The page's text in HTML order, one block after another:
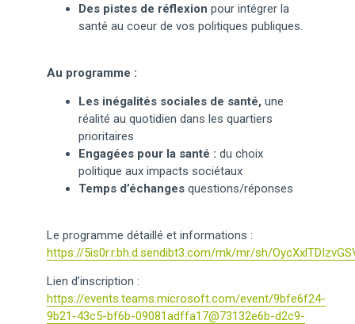
Des pistes de réflexion pour intégrer la
santé au coeur de vos politiques publiques.
Au programme :
Les inégalités sociales de santé, une
réalité au quotidien dans les quartiers
prioritaires
Engagées pour la santé : du choix
politique aux impacts sociétaux
Temps d’échanges questions/réponses
Le programme détaillé et informations :
https://5is0r.r.bh.d.sendibt3.com/mk/mr/sh/
Lien d’inscription :
https://events.teams.microsoft.com/event/9bfe6f24-
9b21-43c5-bf6b-09081adffa17@73132e6b-d2c9-